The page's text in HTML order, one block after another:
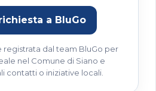
a BluGo
registrata dal team BluGo per
nel Comune di Siano e
contatti o iniziative locali.